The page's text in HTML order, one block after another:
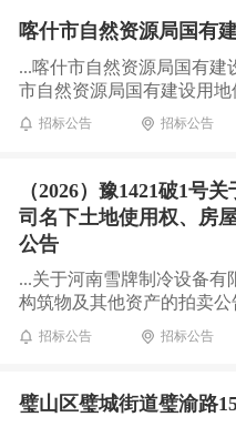
喀什市自然资源局国有
...喀什市自然资源局国有
市自然资源局国有建设用
招标公告 招标公告
（2026）豫1421破1号
司名下土地使用权、房
公告
...关于河南雪牌制冷设备有
构筑物及其他资产的拍卖公
招标公告 招标公告
璧山区璧城街道璧渝路